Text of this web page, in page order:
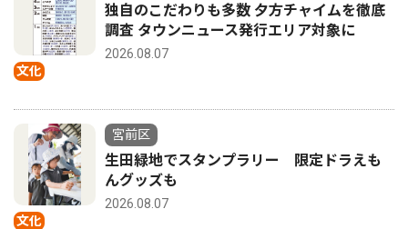
文化
独自のこだわりも多数 夕方チャイムを徹底
調査 タウンニュース発行エリア対象に
2026.08.07
文化
宮前区
生田緑地でスタンプラリー 限定ドラえも
んグッズも
2026.08.07